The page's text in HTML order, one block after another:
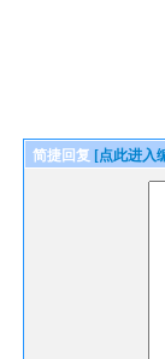
简捷回复 [点此进入